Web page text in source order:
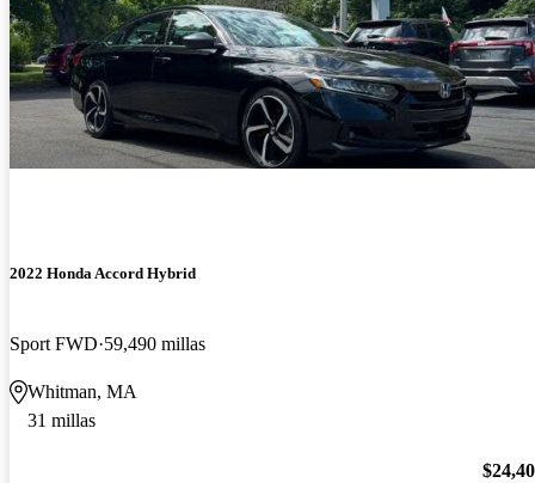
2022 Honda Accord Hybrid
Sport FWD 59,490 millas
Whitman, MA
31 millas